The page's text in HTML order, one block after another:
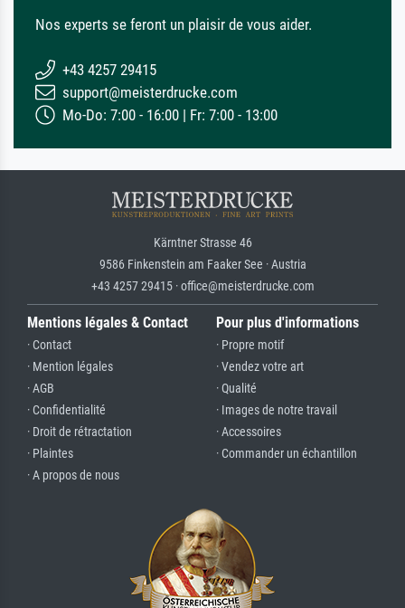
Nos experts se feront un plaisir de vous aider.
+43 4257 29415
support@meisterdrucke.com
Mo-Do: 7:00 - 16:00 | Fr: 7:00 - 13:00
Kärntner Strasse 46
9586 Finkenstein am Faaker See · Austria
+43 4257 29415 · office@meisterdrucke.com
Mentions légales & Contact
· Contact
· Mention légales
· AGB
· Confidentialité
· Droit de rétractation
· Plaintes
· A propos de nous
Pour plus d'informations
· Propre motif
· Vendez votre art
· Qualité
· Images de notre travail
· Accessoires
· Commander un échantillon